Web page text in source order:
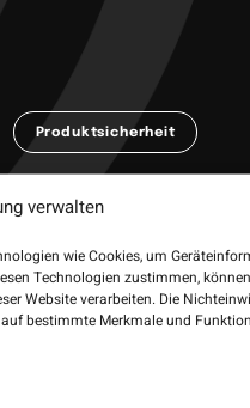
verwalten
wie Cookies, um
Technologien zustimmen,
Website verarbeiten. Die
bestimmte Merkmale und
Produktsicherheit
E2 Standard Flights sind
NL Player 100 Dirk van